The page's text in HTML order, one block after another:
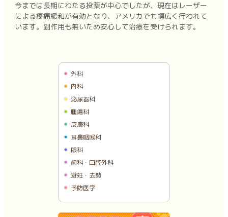
今までは長期にわたる投薬が中心でしたが、現在はレーザー
による疼痛緩和が有効となり、アメリカでも幅広く行われて
います。副作用も無いため安心して治療を受けられます。
外科
内科
泌尿器科
腫瘍科
皮膚科
耳鼻咽喉科
眼科
歯科・口腔外科
避妊・去勢
予防医学